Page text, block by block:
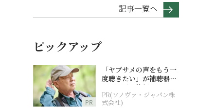
記事一覧へ
ピックアップ
PR
「ヤブサメの声をもう一
度聴きたい」が補聴器チ
ャレンジの後押しに
PR(ソノヴァ・ジャパン株
式会社)